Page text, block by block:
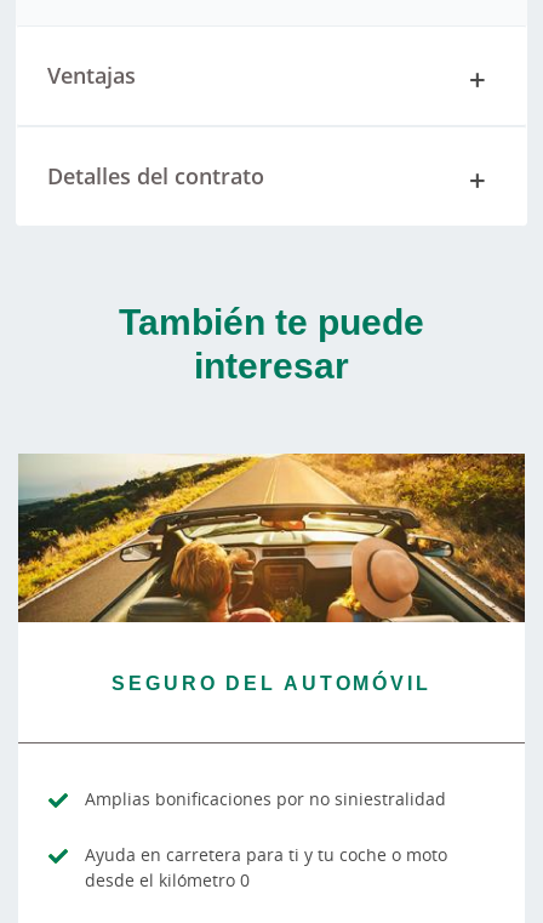
Ventajas
Detalles del contrato
También te puede
interesar
SEGURO DEL AUTOMÓVIL
Amplias bonificaciones por no siniestralidad
Ayuda en carretera para ti y tu coche o moto
desde el kilómetro 0